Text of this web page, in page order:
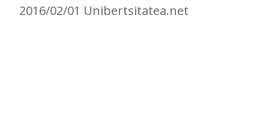
2016/02/01 Unibertsitatea.net